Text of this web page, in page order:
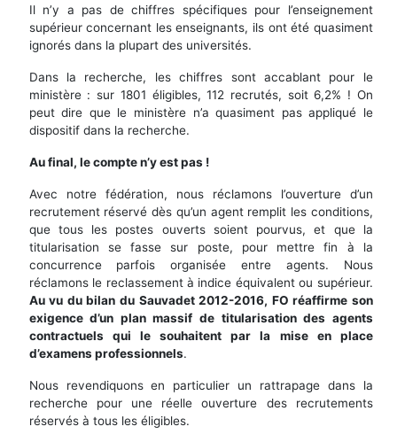
Il n’y a pas de chiffres spécifiques pour l’enseignement
supérieur concernant les enseignants, ils ont été quasiment
ignorés dans la plupart des universités.
Dans la recherche, les chiffres sont accablant pour le
ministère : sur 1801 éligibles, 112 recrutés, soit 6,2% ! On
peut dire que le ministère n’a quasiment pas appliqué le
dispositif dans la recherche.
Au final, le compte n’y est pas !
Avec notre fédération, nous réclamons l’ouverture d’un
recrutement réservé dès qu’un agent remplit les conditions,
que tous les postes ouverts soient pourvus, et que la
titularisation se fasse sur poste, pour mettre fin à la
concurrence parfois organisée entre agents. Nous
réclamons le reclassement à indice équivalent ou supérieur.
Au vu du bilan du Sauvadet 2012-2016, FO réaffirme son
exigence d’un plan massif de titularisation des agents
contractuels qui le souhaitent par la mise en place
d’examens professionnels.
Nous revendiquons en particulier un rattrapage dans la
recherche pour une réelle ouverture des recrutements
réservés à tous les éligibles.